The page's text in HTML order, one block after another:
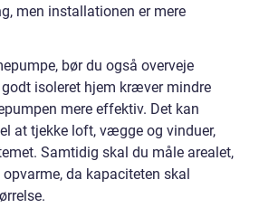
men installationen er mere
bør du også overveje
isoleret hjem kræver mindre
mere effektiv. Det kan
at tjekke loft, vægge og vinduer,
Samtidig skal du måle arealet,
da kapaciteten skal